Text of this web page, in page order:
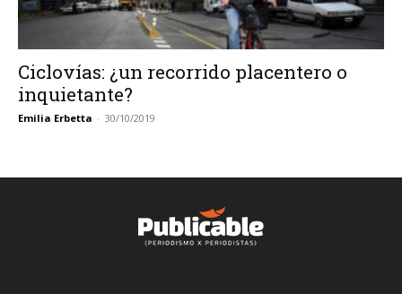
Ciclovías: ¿un recorrido placentero o
inquietante?
Emilia Erbetta - 30/10/2019